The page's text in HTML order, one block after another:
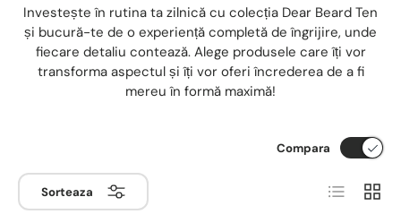
Investește în rutina ta zilnică cu colecția Dear Beard Ten
și bucură-te de o experiență completă de îngrijire, unde
fiecare detaliu contează. Alege produsele care îți vor
transforma aspectul și îți vor oferi încrederea de a fi
mereu în formă maximă!
Sorteaza
Compara
Lista